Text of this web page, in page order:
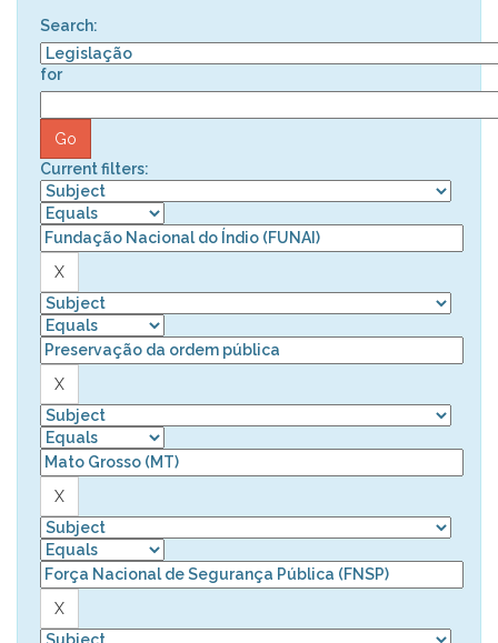
Search:
for
Current filters: